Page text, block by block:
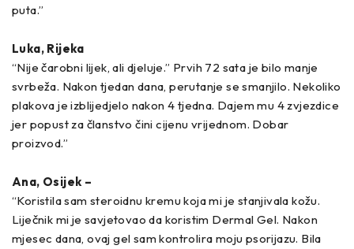
puta.”
Luka, Rijeka
“Nije čarobni lijek, ali djeluje.” Prvih 72 sata je bilo manje
svrbeža. Nakon tjedan dana, perutanje se smanjilo. Nekoliko
plakova je izblijedjelo nakon 4 tjedna. Dajem mu 4 zvjezdice
jer popust za članstvo čini cijenu vrijednom. Dobar
proizvod.”
Ana, Osijek –
“Koristila sam steroidnu kremu koja mi je stanjivala kožu.
Liječnik mi je savjetovao da koristim Dermal Gel. Nakon
mjesec dana, ovaj gel sam kontrolira moju psorijazu. Bila